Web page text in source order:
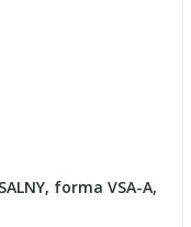
forma VSA-A,